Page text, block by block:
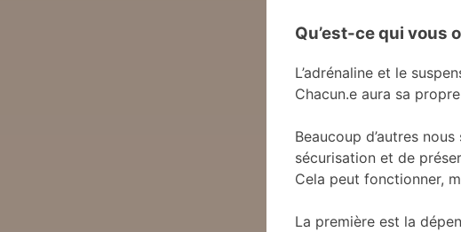
Qu’est-ce qui vous
L’adrénaline et le
Chacun.e aura sa
Beaucoup d’autres
sécurisation et de
Cela peut fonctionner,
La première est la